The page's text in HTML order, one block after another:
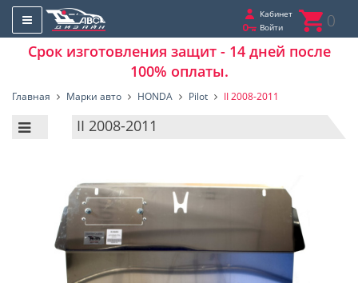
Кабинет
Войти
0
Срок изготовления защит - 14 дней после
100% оплаты.
Главная Марки авто HONDA Pilot II 2008-2011
II 2008-2011